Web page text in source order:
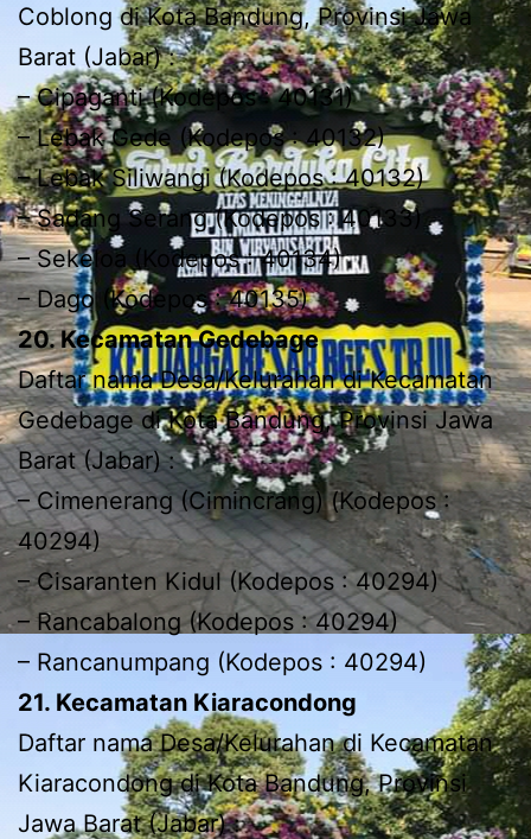
Coblong di Kota Bandung, Provinsi Jawa
Barat (Jabar) :
– Cipaganti (Kodepos : 40131)
– Lebak Gede (Kodepos : 40132)
– Lebak Siliwangi (Kodepos : 40132)
– Sadang Serang (Kodepos : 40133)
– Sekeloa (Kodepos : 40134)
– Dago (Kodepos : 40135)
20. Kecamatan Gedebage
Daftar nama Desa/Kelurahan di Kecamatan
Gedebage di Kota Bandung, Provinsi Jawa
Barat (Jabar) :
– Cimenerang (Cimincrang) (Kodepos :
40294)
– Cisaranten Kidul (Kodepos : 40294)
– Rancabalong (Kodepos : 40294)
– Rancanumpang (Kodepos : 40294)
21. Kecamatan Kiaracondong
Daftar nama Desa/Kelurahan di Kecamatan
Kiaracondong di Kota Bandung, Provinsi
Jawa Barat (Jabar) :